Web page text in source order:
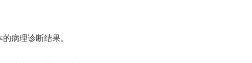
病理诊断结果。